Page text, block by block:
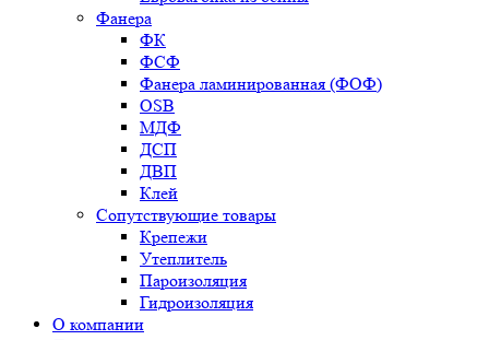
Фанера
ФК
ФСФ
Фанера ламинированная (ФОФ)
OSB
МДФ
ДСП
ДВП
Клей
Сопутствующие товары
Крепежи
Утеплитель
Пароизоляция
Гидроизоляция
О компании